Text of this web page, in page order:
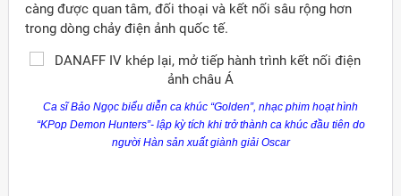
càng được quan tâm, đối thoại và kết nối sâu rộng hơn
trong dòng chảy điện ảnh quốc tế.
Ca sĩ Bảo Ngọc biểu diễn ca khúc “Golden”, nhạc phim hoạt hình
“KPop Demon Hunters”- lập kỳ tích khi trở thành ca khúc đầu tiên do
người Hàn sản xuất giành giải Oscar